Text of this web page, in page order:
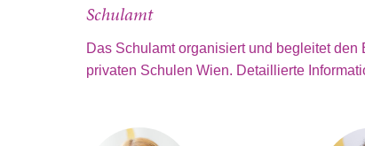
Schulamt
Das Schulamt organisiert und begleitet
privaten Schulen Wien. Detaillierte